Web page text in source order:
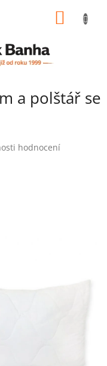
a polštář se
hodnocení